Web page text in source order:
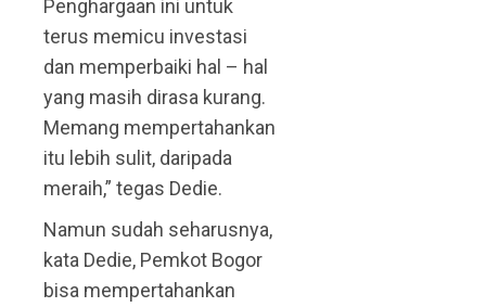
Penghargaan ini untuk
terus memicu investasi
dan memperbaiki hal – hal
yang masih dirasa kurang.
Memang mempertahankan
itu lebih sulit, daripada
meraih,” tegas Dedie.
Namun sudah seharusnya,
kata Dedie, Pemkot Bogor
bisa mempertahankan